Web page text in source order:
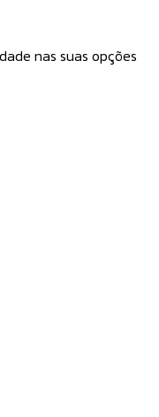
nas suas opções